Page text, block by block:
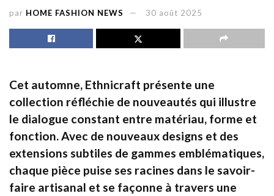
par HOME FASHION NEWS 30 août 2025
Cet automne, Ethnicraft présente une
collection réfléchie de nouveautés qui illustre
le dialogue constant entre matériau, forme et
fonction. Avec de nouveaux designs et des
extensions subtiles de gammes emblématiques,
chaque pièce puise ses racines dans le savoir-
faire artisanal et se façonne à travers une